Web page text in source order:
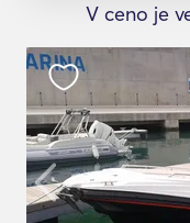
V ceno je